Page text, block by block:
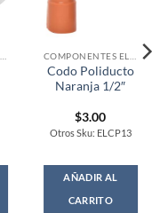
Codo Poliducto
Naranja 1/2″
$3.00
Otros Sku: ELCP13
AÑADIR AL
CARRITO